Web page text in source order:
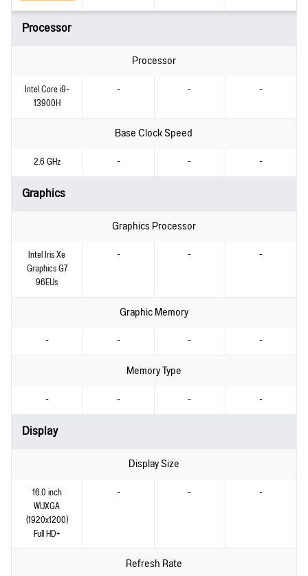
Processor
Processor
Intel Core i9-
13900H
- - -
Base Clock Speed
2.6 GHz - - -
Graphics
Graphics Processor
Intel Iris Xe
Graphics G7
96EUs
- - -
Graphic Memory
- - - -
Memory Type
- - - -
Display
Display Size
16.0 inch
WUXGA
(1920x1200)
Full HD+
- - -
Refresh Rate